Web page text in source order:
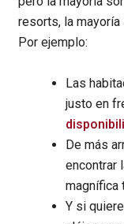
resorts, la
Por ejemplo:
Las
justo en
De más
encontrar
Y si